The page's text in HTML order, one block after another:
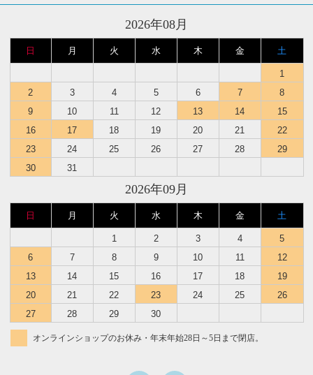
2026年08月
日 月 火 水 木 金 土
1
2
3 4 5 6 7
8
9
10 11 12 13 14
15
16
17 18 19 20 21
22
23
24 25 26 27 28
29
30
31
2026年09月
日 月 火 水 木 金 土
1 2 3 4
5
6
7 8 9 10 11
12
13
14 15 16 17 18
19
20
21 22 23 24 25
26
27
28 29 30
オンラインショップのお休み・年末年始28日～5日まで閉店。